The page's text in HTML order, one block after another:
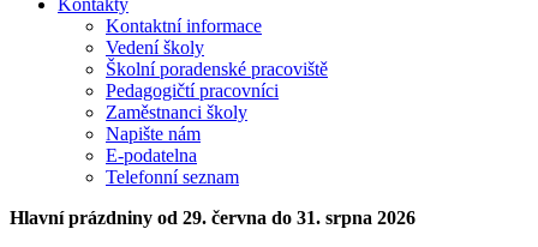
Kontakty
Kontaktní informace
Vedení školy
Školní poradenské pracoviště
Pedagogičtí pracovníci
Zaměstnanci školy
Napište nám
E-podatelna
Telefonní seznam
Hlavní prázdniny od 29. června do 31. srpna 2026